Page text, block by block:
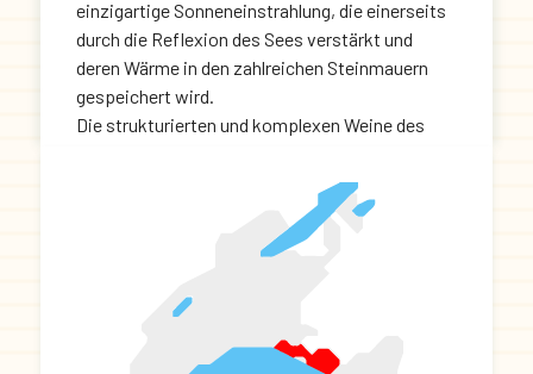
einzigartige Sonneneinstrahlung, die einerseits
durch die Reflexion des Sees verstärkt und
deren Wärme in den zahlreichen Steinmauern
gespeichert wird.
Die strukturierten und komplexen Weine des
Abgang und weisen häufig Noten von Honig-